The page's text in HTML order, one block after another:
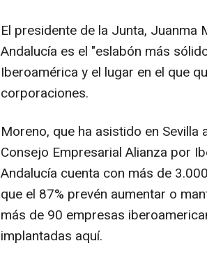
El presidente de la Junta,
Andalucía es el "eslabón más
Iberoamérica y el lugar en el que
corporaciones.
Moreno, que ha asistido en
Consejo Empresarial Alianza por
Andalucía cuenta con más de
que el 87% prevén aumentar o
más de 90 empresas
implantadas aquí.